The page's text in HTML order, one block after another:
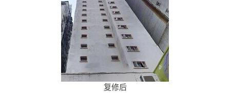
复修后